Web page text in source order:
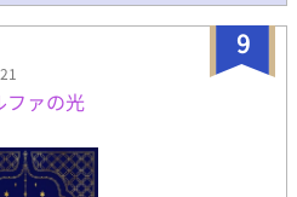
9
ファの光